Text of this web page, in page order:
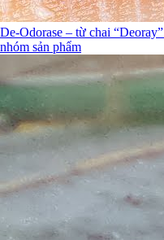
De-Odorase – từ chai
nhóm sản phẩm